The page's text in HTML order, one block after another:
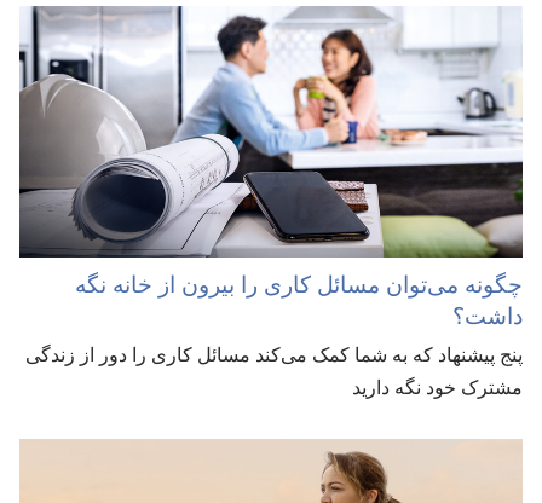
چگونه می‌توان مسائل کاری را بیرون از خانه نگه
داشت؟‏
پنج پیشنهاد که به شما کمک می‌کند مسائل کاری را دور از زندگی
مشترک خود نگه دارید